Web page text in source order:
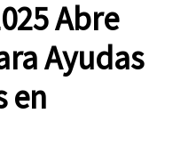
Abre
Ayudas
en